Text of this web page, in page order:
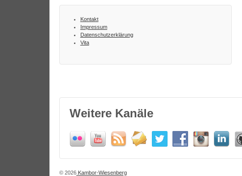
Kontakt
Impressum
Datenschutzerklärung
Vita
Weitere Kanäle
© 2026Kambor-Wiesenberg